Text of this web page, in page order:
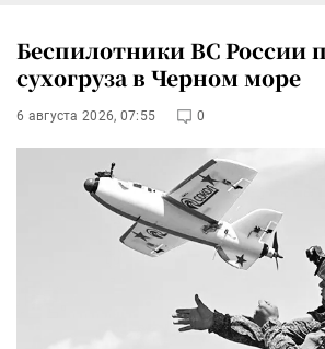
Беспилотники ВС России
сухогруза в Черном море
6 августа 2026, 07:55 0